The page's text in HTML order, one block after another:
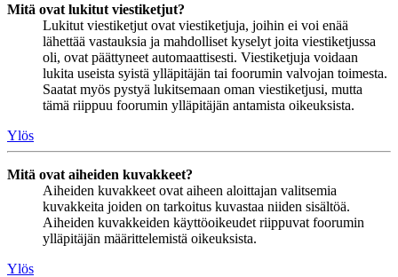
Mitä ovat lukitut viestiketjut?
Lukitut viestiketjut ovat viestiketjuja, joihin ei voi enää
lähettää vastauksia ja mahdolliset kyselyt joita viestiketjussa
oli, ovat päättyneet automaattisesti. Viestiketjuja voidaan
lukita useista syistä ylläpitäjän tai foorumin valvojan toimesta.
Saatat myös pystyä lukitsemaan oman viestiketjusi, mutta
tämä riippuu foorumin ylläpitäjän antamista oikeuksista.
Ylös
Mitä ovat aiheiden kuvakkeet?
Aiheiden kuvakkeet ovat aiheen aloittajan valitsemia
kuvakkeita joiden on tarkoitus kuvastaa niiden sisältöä.
Aiheiden kuvakkeiden käyttöoikeudet riippuvat foorumin
ylläpitäjän määrittelemistä oikeuksista.
Ylös